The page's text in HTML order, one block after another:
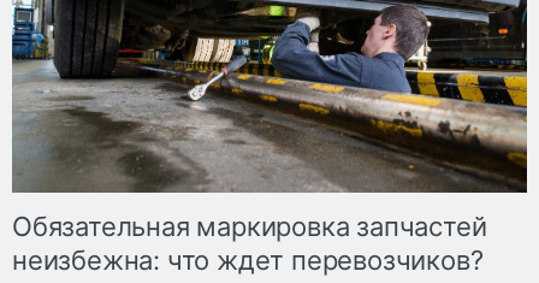
Обязательная маркировка запчастей
неизбежна: что ждет перевозчиков?